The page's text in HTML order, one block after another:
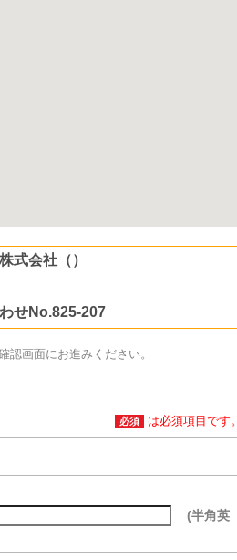
式会社（）
せNo.825-207
画面にお進みください。
必須 は必須項目です。
(半角英